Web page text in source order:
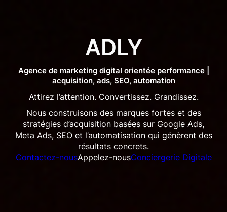
ADLY
Agence de marketing digital orientée performance |
acquisition, ads, SEO, automation
Attirez l’attention. Convertissez. Grandissez.
Nous construisons des marques fortes et des
stratégies d’acquisition basées sur Google Ads,
Meta Ads, SEO et l’automatisation qui génèrent des
résultats concrets.
Contactez-nousAppelez-nousConciergerie Digitale